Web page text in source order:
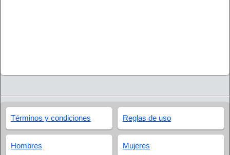
Términos y condiciones
Hombres
Reglas de uso
Mujeres